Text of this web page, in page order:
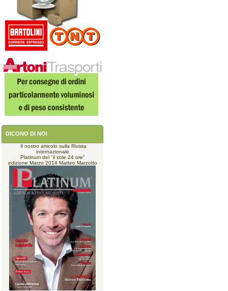
DICONO DI NOI
Il nostro articolo sulla Rivista
internazionale
Platinum del "il sole 24 ore"
edizione Marzo 2014 Matteo Marzotto